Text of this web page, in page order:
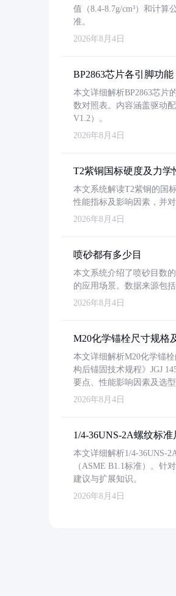
值（8.4-8.7g/cm³）和计
准。
2026年8月4日
BP2863芯片各引脚功能
本文详细解析BP2863芯片
数对照表。内容涵盖驱动
V1.2）。
2026年8月4日
T2紫铜国标硬度及力学
本文系统解读T2紫铜的国
性能指标及影响因素，并
2026年8月4日
喷砂都有多少目
本文系统介绍了喷砂目数
的应用场景。数据来源包
2026年8月4日
M20化学锚栓尺寸规格
本文详细解析M20化学锚
构后锚固技术规程》JGJ
要点、性能影响因素及选
2026年8月4日
1/4-36UNS-2A螺纹标准
本文详细解析1/4-36UNS-
（ASME B1.1标准）。针
建议与扩展知识。
2026年8月4日